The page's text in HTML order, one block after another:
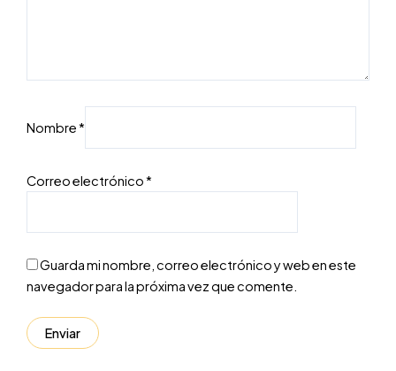
Nombre*
Correo electrónico*
Guarda mi nombre, correo electrónico y web en este
navegador para la próxima vez que comente.